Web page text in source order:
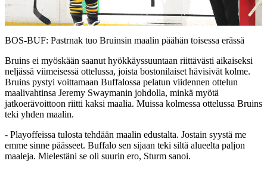
Video
BOS-BUF: Pastrnak tuo Bruinsin maalin päähän toisessa erässä
Bruins ei myöskään saanut hyökkäyssuuntaan riittävästi aikaiseksi
neljässä viimeisessä ottelussa, joista bostonilaiset hävisivät kolme.
Bruins pystyi voittamaan Buffalossa pelatun viidennen ottelun
maalivahtinsa Jeremy Swaymanin johdolla, minkä myötä
jatkoerävoittoon riitti kaksi maalia. Muissa kolmessa ottelussa Bruins
teki yhden maalin.
- Playoffeissa tulosta tehdään maalin edustalta. Jostain syystä me
emme sinne päässeet. Buffalo sen sijaan teki siltä alueelta paljon
maaleja. Mielestäni se oli suurin ero, Sturm sanoi.